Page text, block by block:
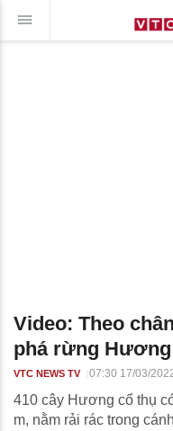
Video: Theo
phá rừng
VTC NEWS TV 07:30 17/03/
410 cây Hương cổ thụ
m, nằm rải rác trong